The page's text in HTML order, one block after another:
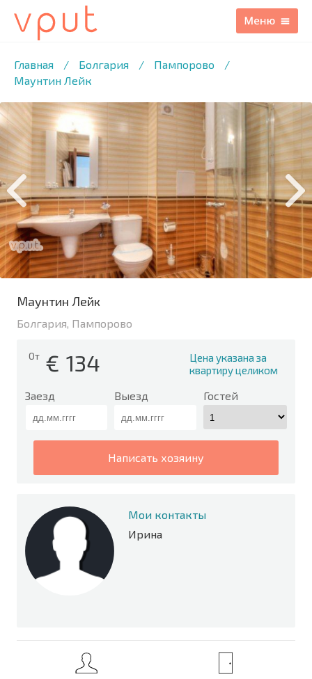
Главная / Болгария / Пампорово
/
Маунтин Лейк
/12 ФОТО
Маунтин Лейк
Болгария, Пампорово
От € 134
Цена указана за
квартиру целиком
Заезд Выезд Гостей
написать хозяину
Мои контакты
Ирина